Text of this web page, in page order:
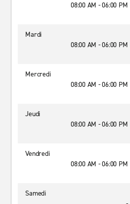
08:00 AM - 06:00 PM
Mardi
08:00 AM - 06:00 PM
Mercredi
08:00 AM - 06:00 PM
Jeudi
08:00 AM - 06:00 PM
Vendredi
08:00 AM - 06:00 PM
Samedi